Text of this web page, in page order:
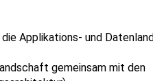
Applikations- und
gemeinsam mit den